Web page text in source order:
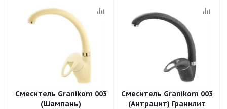
Смеситель Granikom 003
(Шампань)
Смеситель Granikom 003
(Антрацит) Гранилит